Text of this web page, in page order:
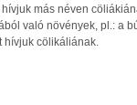
más néven
való növények, pl.: a
hívjuk cölikáliának.